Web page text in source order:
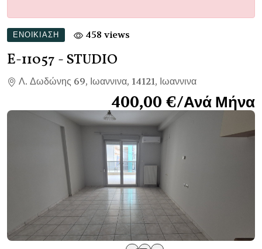
ΕΝΟΙΚΊΑΣΗ 458 views
Ε-11057 - STUDIO
Λ. Δωδώνης 69, Ιωαννινα, 14121, Ιωαννινα
400,00 €/Ανά Μήνα